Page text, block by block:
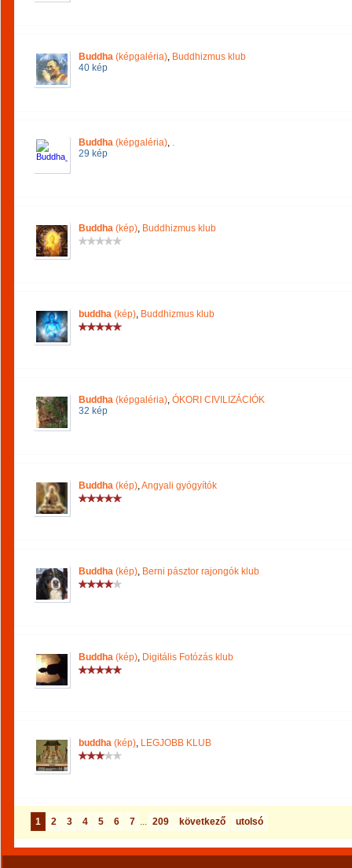
Buddha (képgaléria), Buddhizmus klub
40 kép
Buddha (képgaléria), .
29 kép
Buddha (kép), Buddhizmus klub
buddha (kép), Buddhizmus klub
Buddha (képgaléria), ÓKORI CIVILIZÁCIÓK
32 kép
Buddha (kép),Angyali gyógyítók
Buddha (kép), Berni pásztor rajongók klub
Buddha (kép), Digitális Fotózás klub
buddha (kép), LEGJOBB KLUB
1 2 3 4 5 6 7 ... 209 következő utolsó